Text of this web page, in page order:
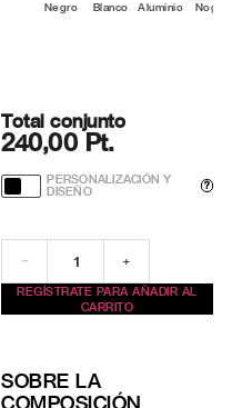
Negro Blanco Aluminio Nogal
Total conjunto
240,00 Pt.
PERSONALIZACIÓN Y
DISEÑO
?
− +
REGÍSTRATE PARA AÑADIR AL
CARRITO
SOBRE LA